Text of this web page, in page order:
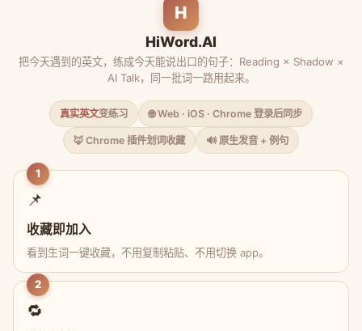
H
HiWord.AI
把今天遇到的英文，练成今天能说出口的句子：Reading × Shadow ×
AI Talk，同一批词一路用起来。
真实英文变练习 🌐 Web · iOS · Chrome 登录后同步
🦊 Chrome 插件划词收藏 🔊 原生发音 + 例句
1
📌
收藏即加入
看到生词一键收藏，不用复制粘贴、不用切换 app。
2
🔁